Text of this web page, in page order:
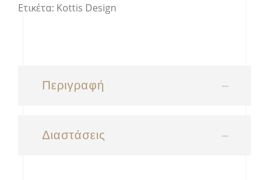
Ετικέτα: Kottis Design
Περιγραφή
Διαστάσεις